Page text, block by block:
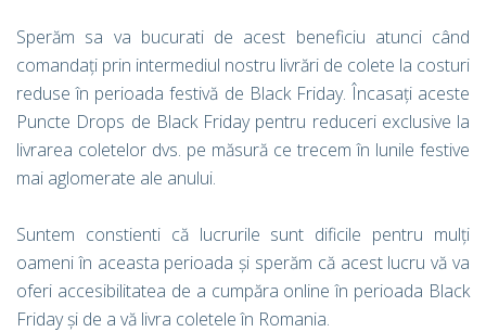
Sperăm sa va bucurati de acest beneficiu atunci când
comandați prin intermediul nostru livrări de colete la costuri
reduse în perioada festivă de Black Friday. Încasați aceste
Puncte Drops de Black Friday pentru reduceri exclusive la
livrarea coletelor dvs. pe măsură ce trecem în lunile festive
mai aglomerate ale anului.
Suntem constienti că lucrurile sunt dificile pentru mulți
oameni în aceasta perioada și sperăm că acest lucru vă va
oferi accesibilitatea de a cumpăra online în perioada Black
Friday și de a vă livra coletele în Romania.